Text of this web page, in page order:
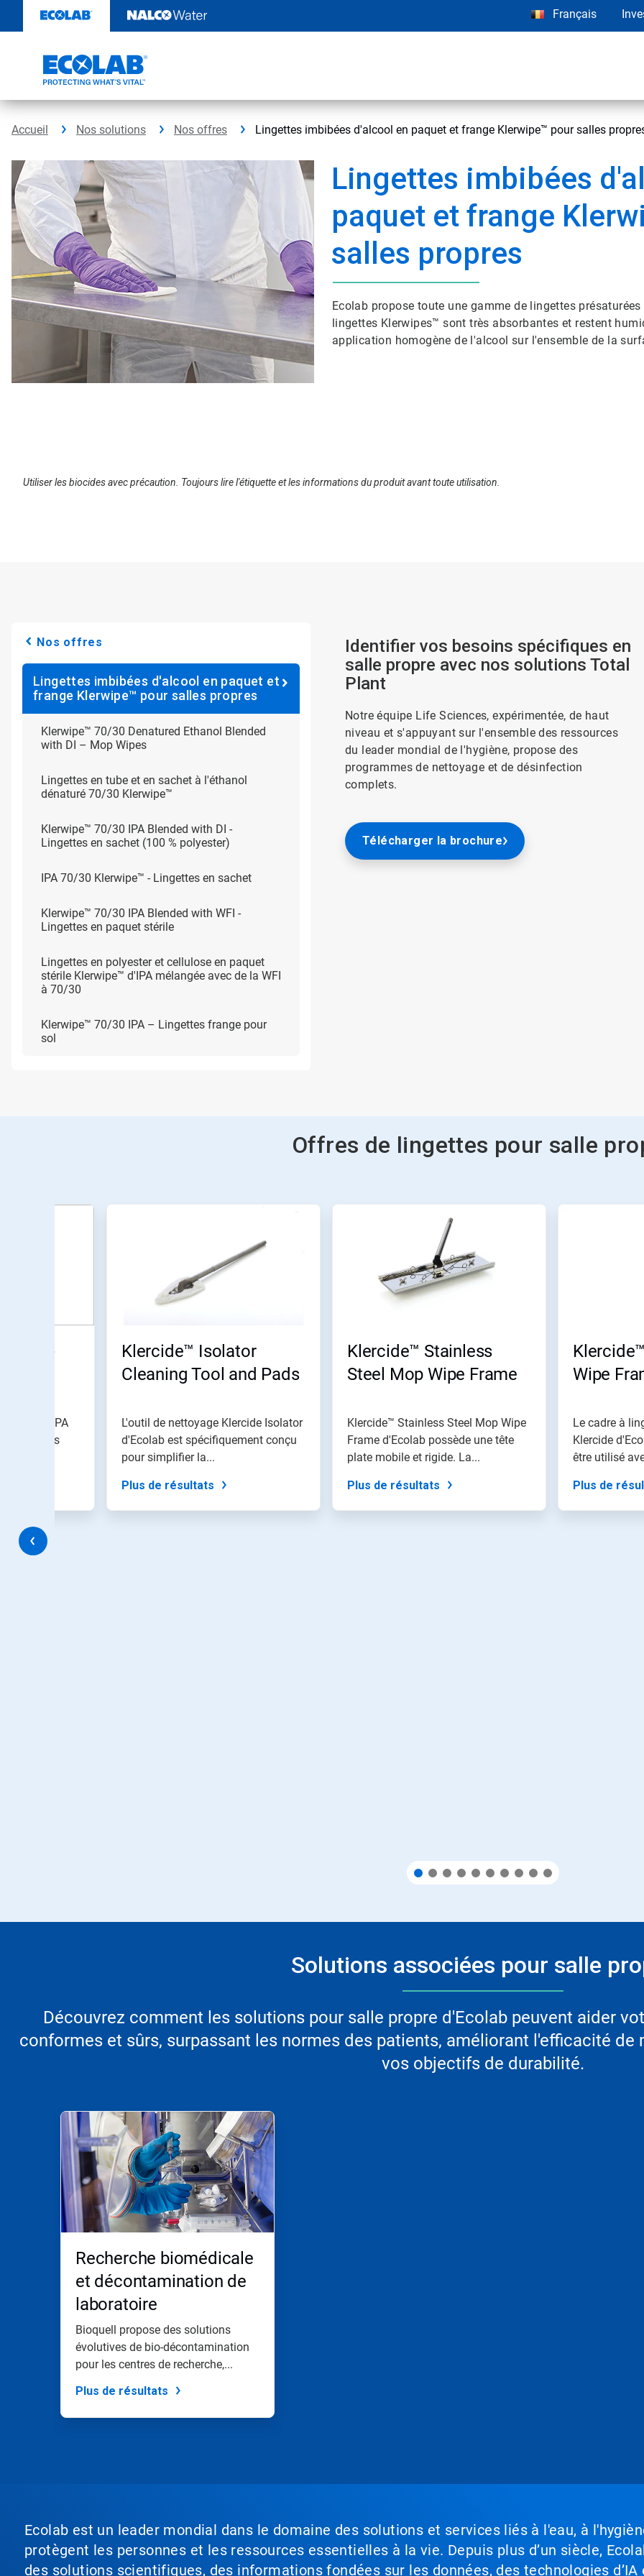
contenu
Français
Accueil Nos solutions Nos offres Lingettes imbibées d'alcool en paquet et frange Klerwipe™ pour salles
Lingettes imbibées
paquet et frange
salles propres
Ecolab propose toute une gamme de lingettes
lingettes Klerwipes™ sont très absorbantes et restent
application homogène de l'alcool sur l'ensemble de la
Utiliser les biocides avec précaution. Toujours lire l'étiquette et les informations du produit avant toute utilisation.
Nos offres
Lingettes imbibées d'alcool en paquet et
frange Klerwipe™ pour salles propres
Klerwipe™ 70/30 Denatured Ethanol Blended
with DI – Mop Wipes
Lingettes en tube et en sachet à l'éthanol
dénaturé 70/30 Klerwipe™
Klerwipe™ 70/30 IPA Blended with DI -
Lingettes en sachet (100 % polyester)
IPA 70/30 Klerwipe™​​​​​​​ - Lingettes en sachet
Klerwipe™ 70/30 IPA Blended with WFI -
Lingettes en paquet stérile
Lingettes en polyester et cellulose en paquet
stérile Klerwipe™ d'IPA mélangée avec de la WFI
à 70/30
Klerwipe™ 70/30 IPA – Lingettes frange pour
sol
Identifier vos besoins spécifiques en
salle propre avec nos solutions Total
Plant
Notre équipe Life Sciences, expérimentée, de haut
niveau et s'appuyant sur l'ensemble des ressources
du leader mondial de l'hygiène, propose des
programmes de nettoyage et de désinfection
complets.
Télécharger la brochure
Offres de lingettes pour salle
Ceci
suivante
et
pour
-
IPA
lingettes
Klercide™ Isolator
Cleaning Tool and Pads
L'outil de nettoyage Klercide Isolator
d'Ecolab est spécifiquement conçu
pour simplifier la...
Plus de résultats
Klercide™ Stainless
Steel Mop Wipe Frame
Klercide™ Stainless Steel Mop Wipe
Frame d'Ecolab possède une tête
plate mobile et rigide. La...
Plus de résultats
Wipe
Le cadre à
Klercide
être utilisé
Plus de
Solutions associées pour salle
Découvrez comment les solutions pour salle propre d'Ecolab peuvent aider
conformes et sûrs, surpassant les normes des patients, améliorant l'efficacité
vos objectifs de durabilité.
Recherche biomédicale
et décontamination de
laboratoire
Bioquell propose des solutions
évolutives de bio-décontamination
pour les centres de recherche,...
Plus de résultats
Ecolab est un leader mondial dans le domaine des solutions et services liés à l'eau, à
protègent les personnes et les ressources essentielles à la vie. Depuis plus d’un siècle,
des solutions scientifiques, des informations fondées sur les données, des technologies